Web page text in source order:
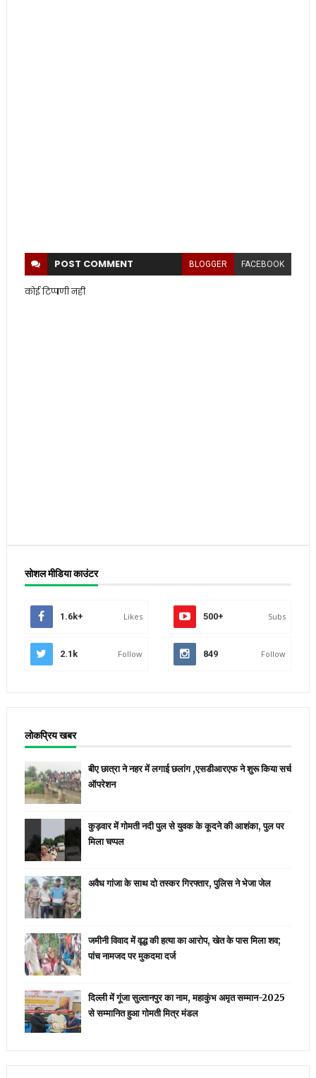
POST COMMENT BLOGGER FACEBOOK
कोई टिप्पणी नहीं
सोशल मीडिया काउंटर
1.6k+ Likes 500+ Subs
2.1k Follow 849 Follow
लोकप्रिय खबर
बीए छात्रा ने नहर में लगाई छलांग ,एसडीआरएफ ने शुरू किया सर्च
ऑपरेशन
कुड़वार में गोमती नदी पुल से युवक के कूदने की आशंका, पुल पर
मिला चप्पल
अवैध गांजा के साथ दो तस्कर गिरफ्तार, पुलिस ने भेजा जेल
जमीनी विवाद में वृद्ध की हत्या का आरोप, खेत के पास मिला शव;
पांच नामजद पर मुकदमा दर्ज
दिल्ली में गूंजा सुल्तानपुर का नाम, महाकुंभ अमृत सम्मान-2025
से सम्मानित हुआ गोमती मित्र मंडल